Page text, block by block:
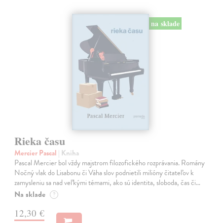
na sklade
Rieka času
Mercier Pascal | Kniha
Pascal Mercier bol vždy majstrom filozofického rozprávania. Romány
Nočný vlak do Lisabonu či Váha slov podnietili milióny čitateľov k
zamysleniu sa nad veľkými témami, ako sú identita, sloboda, čas či…
Na sklade ?
12,30 €